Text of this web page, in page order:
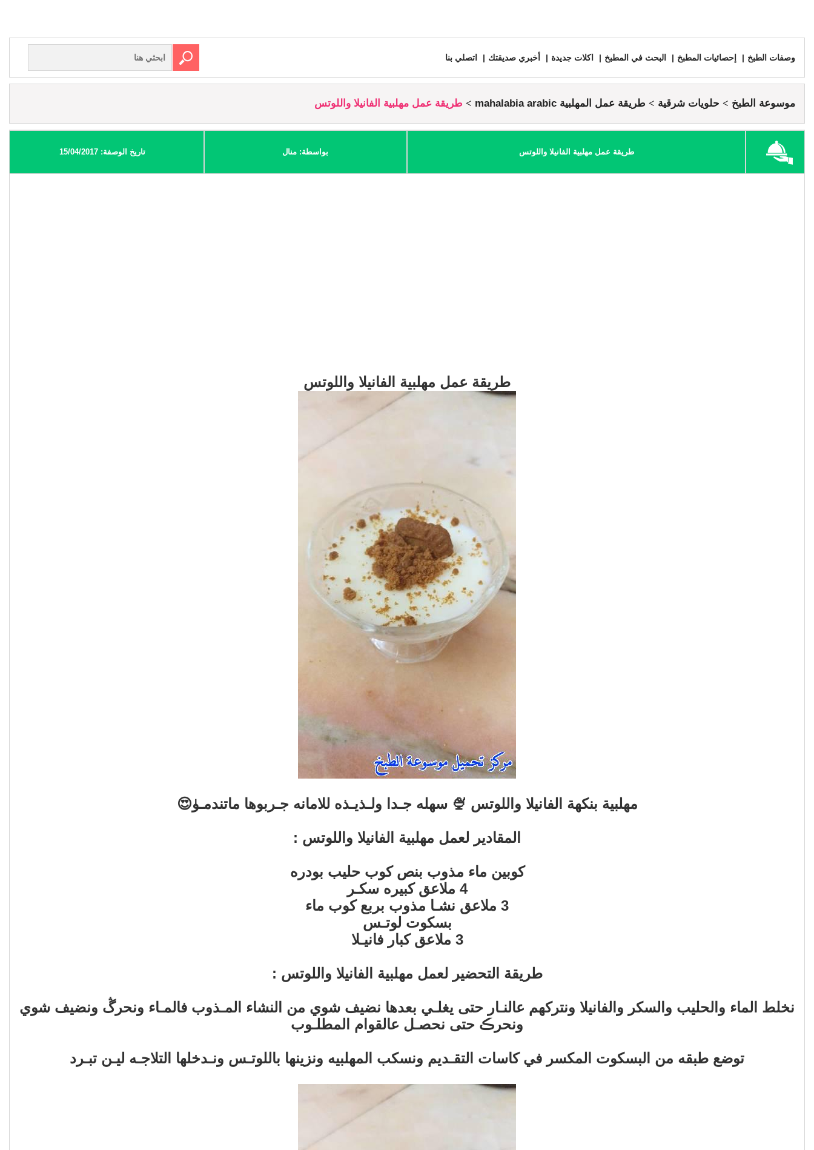
وصفات الطبخ إحصائيات المطبخ البحث في المطبخ اكلات جديدة أخبري صديقتك اتصلي بنا
موسوعة الطبخ حلويات شرقية طريقة عمل المهلبية mahalabia arabic طريقة عمل مهلبية الفانيلا واللوتس
طريقة عمل مهلبية الفانيلا واللوتس بواسطة: منال تاريخ الوصفة: 15/04/2017
طريقة عمل مهلبية الفانيلا واللوتس
مهلبية بنكهة الفانيلا واللوتس 🍨 سهله جـدا ولـذيـذه للامانه جـربوها ماتندمـۈ😍
المقادير لعمل مهلبية الفانيلا واللوتس :
كوبين ماء مذوب بنص كوب حليب بودره
4 ملاعق كبيره سكـر
3 ملاعق نشـا مذوب بربع كوب ماء
بسكوت لوتـس
3 ملاعق كبار فانيـلا
طريقة التحضير لعمل مهلبية الفانيلا واللوتس :
نخلط الماء والحليب والسكر والفانيلا ونتركهم عالنـار حتى يغلـي بعدها نضيف شوي من النشاء المـذوب فالمـاء ونحرڴ ونضيف شوي
ونحرڪ حتى نحصـل عالقوام المطلـوب
توضع طبقه من البسكوت المكسر في كاسات التقـديم ونسكب المهلبيه ونزينها باللوتـس ونـدخلها التلاجـه ليـن تبـرد